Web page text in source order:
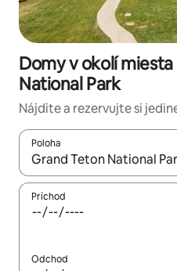
Domy v okolí
National Park
Nájdite a rezervujte si
Poloha
Keď budú výsledky k
Príchod
Odchod